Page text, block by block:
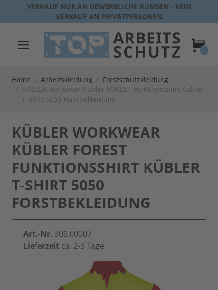
Direkt zum Inhalt
VERKAUF NUR AN GEWERBLICHE KUNDEN - KEIN
VERKAUF AN PRIVATPERSONEN
Home / Arbeitskleidung / Forstschutzkleidung
/ KÜBLER workwear Kübler FOREST Funktionsshirt Kübler
T-Shirt 5050 Forstbekleidung
KÜBLER WORKWEAR
KÜBLER FOREST
FUNKTIONSSHIRT KÜBLER
T-SHIRT 5050
FORSTBEKLEIDUNG
Art.-Nr. 309.00007
Lieferzeit ca. 2-3 Tage